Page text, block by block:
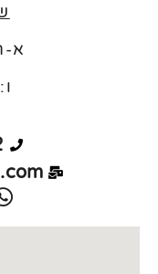
א-ה:
ו: